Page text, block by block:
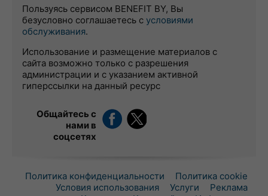
Пользуясь сервисом BENEFIT BY, Вы
безусловно соглашаетесь с условиями
обслуживания.
Использование и размещение материалов с
сайта возможно только с разрешения
администрации и с указанием активной
гиперссылки на данный ресурс
Общайтесь с
нами в
соцсетях
Политика конфиденциальности
Политика cookie
Условия использования
Услуги
Реклама